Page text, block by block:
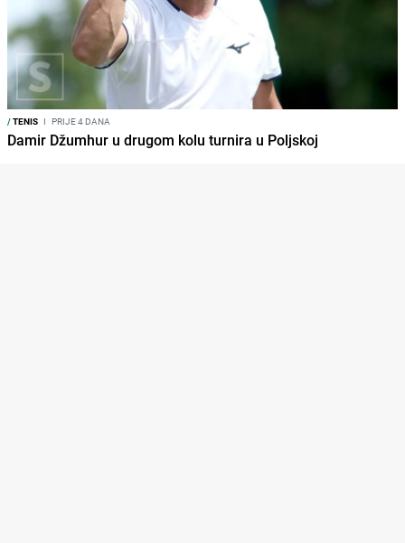
/TENIS I PRIJE 4 DANA
Damir Džumhur u drugom kolu turnira u Poljskoj